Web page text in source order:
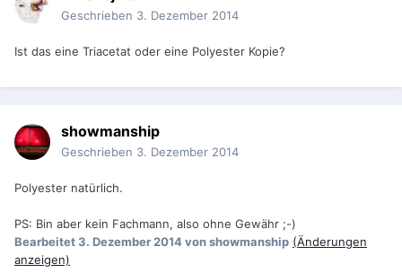
Geschrieben 3. Dezember 2014
Ist das eine Triacetat oder eine Polyester Kopie?
showmanship
Geschrieben 3. Dezember 2014
Polyester natürlich.
PS: Bin aber kein Fachmann, also ohne Gewähr ;-)
Bearbeitet3. Dezember 2014von showmanship (Änderungen
anzeigen)